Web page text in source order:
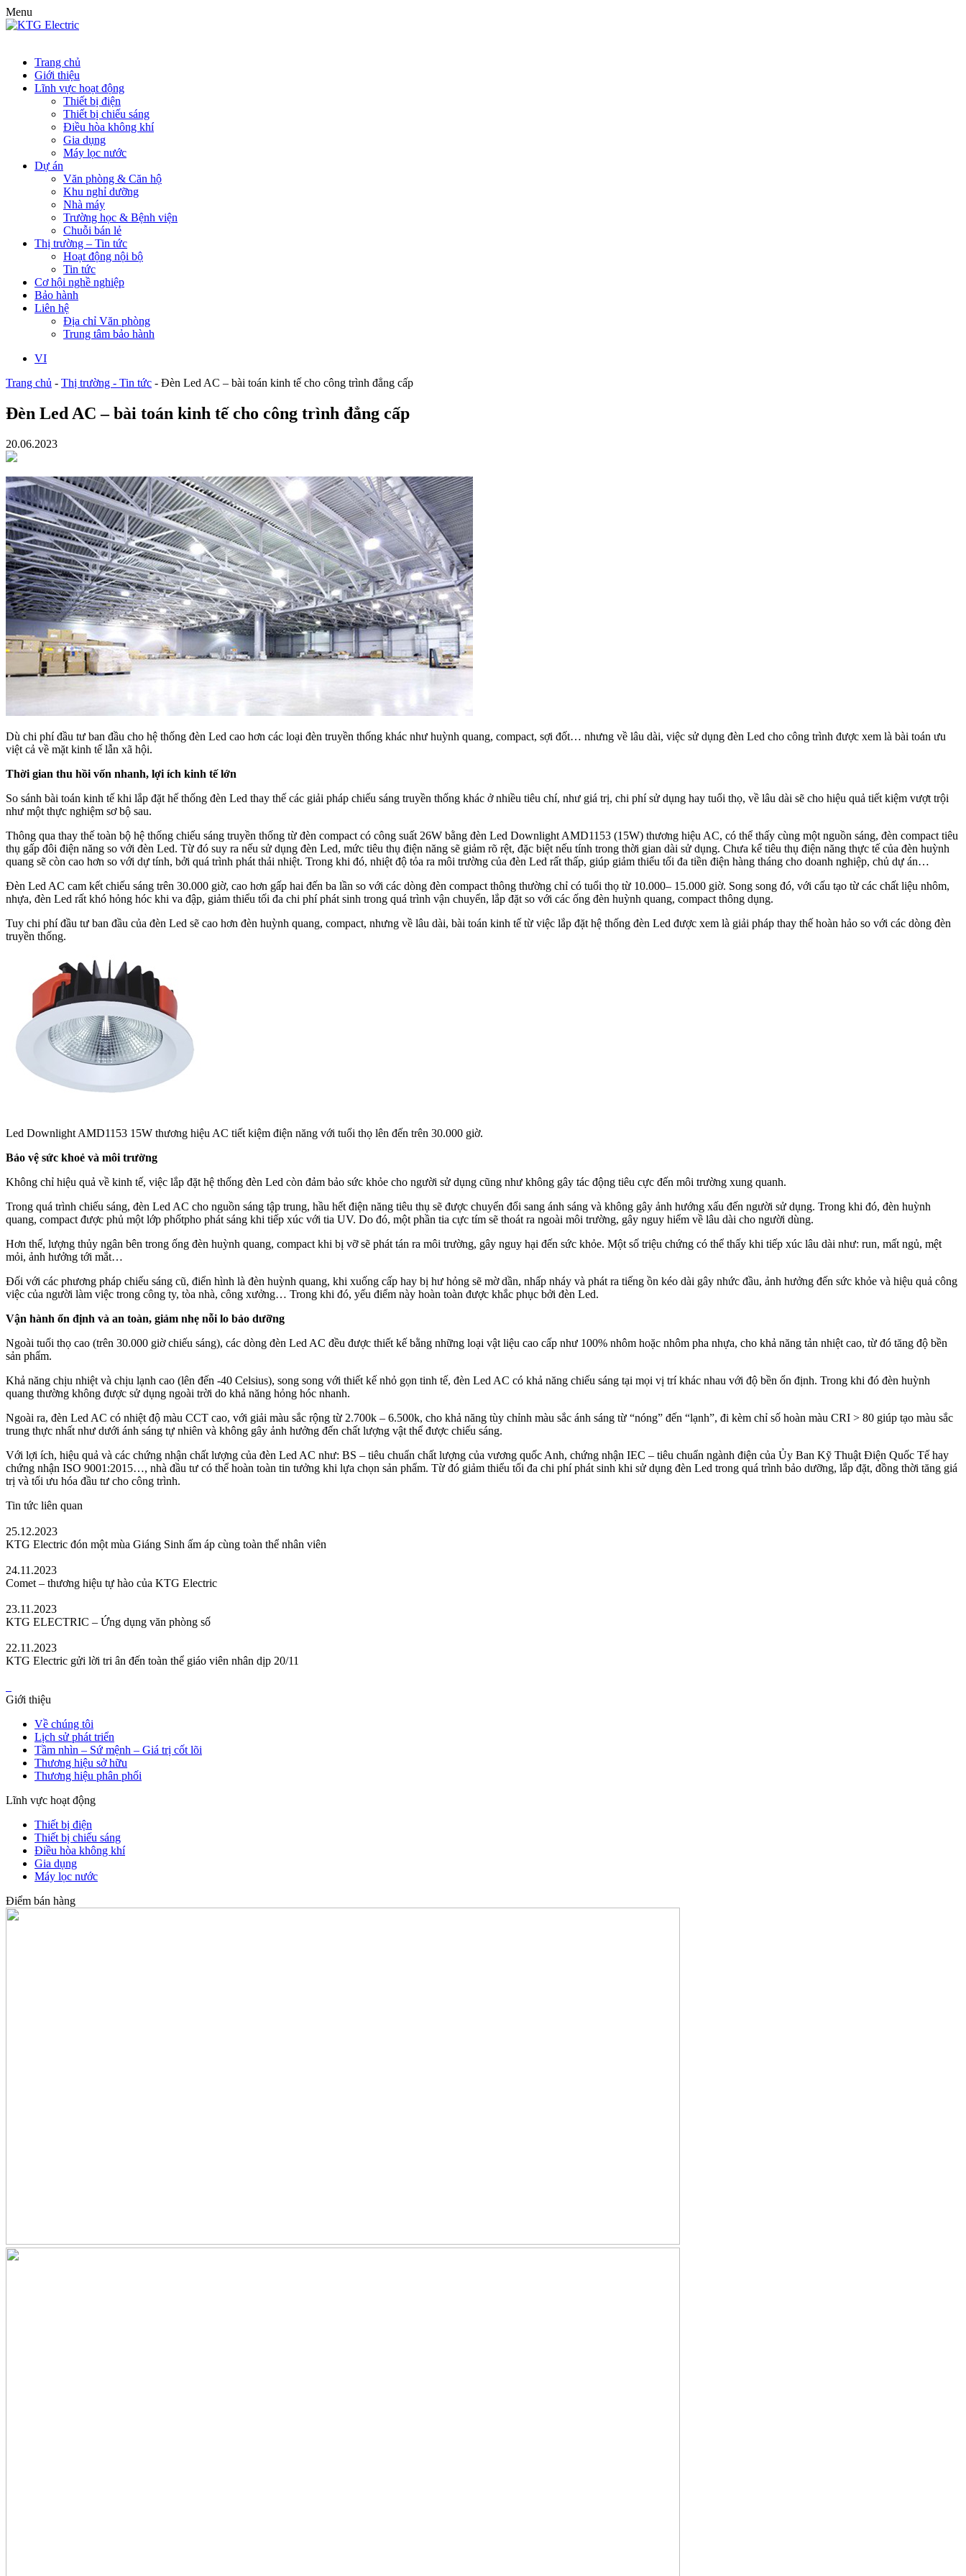
Menu
Trang chủ
Giới thiệu
Lĩnh vực hoạt động
Thiết bị điện
Thiết bị chiếu sáng
Điều hòa không khí
Gia dụng
Máy lọc nước
Dự án
Văn phòng & Căn hộ
Khu nghỉ dưỡng
Nhà máy
Trường học & Bệnh viện
Chuỗi bán lẻ
Thị trường – Tin tức
Hoạt động nội bộ
Tin tức
Cơ hội nghề nghiệp
Bảo hành
Liên hệ
Địa chỉ Văn phòng
Trung tâm bảo hành
VI
Trang chủ - Thị trường - Tin tức - Đèn Led AC – bài toán kinh tế cho công trình đẳng cấp
Đèn Led AC – bài toán kinh tế cho công trình đẳng cấp
20.06.2023
Dù chi phí đầu tư ban đầu cho hệ thống đèn Led cao hơn các loại đèn truyền thống khác như huỳnh quang, compact, sợi đốt… nhưng về lâu dài, việc sử dụng đèn Led cho công trình được xem là bài toán ưu
việt cả về mặt kinh tế lẫn xã hội.
Thời gian thu hồi vốn nhanh, lợi ích kinh tế lớn
So sánh bài toán kinh tế khi lắp đặt hế thống đèn Led thay thế các giải pháp chiếu sáng truyền thống khác ở nhiều tiêu chí, như giá trị, chi phí sử dụng hay tuổi thọ, về lâu dài sẽ cho hiệu quả tiết kiệm vượt trội
như một thực nghiệm sơ bộ sau.
Thông qua thay thế toàn bộ hệ thống chiếu sáng truyền thống từ đèn compact có công suất 26W bằng đèn Led Downlight AMD1153 (15W) thương hiệu AC, có thể thấy cùng một nguồn sáng, đèn compact tiêu
thụ gấp đôi điện năng so với đèn Led. Từ đó suy ra nếu sử dụng đèn Led, mức tiêu thụ điện năng sẽ giảm rõ rệt, đặc biệt nếu tính trong thời gian dài sử dụng. Chưa kể tiêu thụ điện năng thực tế của đèn huỳnh
quang sẽ còn cao hơn so với dự tính, bởi quá trình phát thải nhiệt. Trong khi đó, nhiệt độ tỏa ra môi trường của đèn Led rất thấp, giúp giảm thiểu tối đa tiền điện hàng tháng cho doanh nghiệp, chủ dự án…
Đèn Led AC cam kết chiếu sáng trên 30.000 giờ, cao hơn gấp hai đến ba lần so với các dòng đèn compact thông thường chỉ có tuổi thọ từ 10.000– 15.000 giờ. Song song đó, với cấu tạo từ các chất liệu nhôm,
nhựa, đèn Led rất khó hỏng hóc khi va đập, giảm thiểu tối đa chi phí phát sinh trong quá trình vận chuyển, lắp đặt so với các ống đèn huỳnh quang, compact thông dụng.
Tuy chi phí đầu tư ban đầu của đèn Led sẽ cao hơn đèn huỳnh quang, compact, nhưng về lâu dài, bài toán kinh tế từ việc lắp đặt hệ thống đèn Led được xem là giải pháp thay thế hoàn hảo so với các dòng đèn
truyền thống.
Led Downlight AMD1153 15W thương hiệu AC tiết kiệm điện năng với tuổi thọ lên đến trên 30.000 giờ.
Bảo vệ sức khoẻ và môi trường
Không chỉ hiệu quả về kinh tế, việc lắp đặt hệ thống đèn Led còn đảm bảo sức khỏe cho người sử dụng cũng như không gây tác động tiêu cực đến môi trường xung quanh.
Trong quá trình chiếu sáng, đèn Led AC cho nguồn sáng tập trung, hầu hết điện năng tiêu thụ sẽ được chuyển đổi sang ánh sáng và không gây ảnh hướng xấu đến người sử dụng. Trong khi đó, đèn huỳnh
quang, compact được phủ một lớp phốtpho phát sáng khi tiếp xúc với tia UV. Do đó, một phần tia cực tím sẽ thoát ra ngoài môi trường, gây nguy hiểm về lâu dài cho người dùng.
Hơn thế, lượng thủy ngân bên trong ống đèn huỳnh quang, compact khi bị vỡ sẽ phát tán ra môi trường, gây nguy hại đến sức khỏe. Một số triệu chứng có thể thấy khi tiếp xúc lâu dài như: run, mất ngủ, mệt
mỏi, ảnh hưởng tới mắt…
Đối với các phương pháp chiếu sáng cũ, điển hình là đèn huỳnh quang, khi xuống cấp hay bị hư hỏng sẽ mờ dần, nhấp nháy và phát ra tiếng ồn kéo dài gây nhức đầu, ảnh hưởng đến sức khỏe và hiệu quả công
việc của người làm việc trong công ty, tòa nhà, công xưởng… Trong khi đó, yếu điểm này hoàn toàn được khắc phục bởi đèn Led.
Vận hành ổn định và an toàn, giảm nhẹ nỗi lo bảo dưỡng
Ngoài tuổi thọ cao (trên 30.000 giờ chiếu sáng), các dòng đèn Led AC đều được thiết kế bằng những loại vật liệu cao cấp như 100% nhôm hoặc nhôm pha nhựa, cho khả năng tản nhiệt cao, từ đó tăng độ bền
sản phẩm.
Khả năng chịu nhiệt và chịu lạnh cao (lên đến -40 Celsius), song song với thiết kế nhỏ gọn tinh tế, đèn Led AC có khả năng chiếu sáng tại mọi vị trí khác nhau với độ bền ổn định. Trong khi đó đèn huỳnh
quang thường không được sử dụng ngoài trời do khả năng hỏng hóc nhanh.
Ngoài ra, đèn Led AC có nhiệt độ màu CCT cao, với giải màu sắc rộng từ 2.700k – 6.500k, cho khả năng tùy chỉnh màu sắc ánh sáng từ “nóng” đến “lạnh”, đi kèm chỉ số hoàn màu CRI > 80 giúp tạo màu sắc
trung thực nhất như dưới ánh sáng tự nhiên và không gây ảnh hưởng đến chất lượng vật thể được chiếu sáng.
Với lợi ích, hiệu quả và các chứng nhận chất lượng của đèn Led AC như: BS – tiêu chuẩn chất lượng của vương quốc Anh, chứng nhận IEC – tiêu chuẩn ngành điện của Ủy Ban Kỹ Thuật Điện Quốc Tế hay
chứng nhận ISO 9001:2015…, nhà đầu tư có thể hoàn toàn tin tưởng khi lựa chọn sản phẩm. Từ đó giảm thiểu tối đa chi phí phát sinh khi sử dụng đèn Led trong quá trình bảo dưỡng, lắp đặt, đồng thời tăng giá
trị và tối ưu hóa đầu tư cho công trình.
Tin tức liên quan
25.12.2023
KTG Electric đón một mùa Giáng Sinh ấm áp cùng toàn thể nhân viên
24.11.2023
Comet – thương hiệu tự hào của KTG Electric
23.11.2023
KTG ELECTRIC – Ứng dụng văn phòng số
22.11.2023
KTG Electric gửi lời tri ân đến toàn thể giáo viên nhân dịp 20/11
Giới thiệu
Về chúng tôi
Lịch sử phát triển
Tầm nhìn – Sứ mệnh – Giá trị cốt lõi
Thương hiệu sở hữu
Thương hiệu phân phối
Lĩnh vực hoạt động
Thiết bị điện
Thiết bị chiếu sáng
Điều hòa không khí
Gia dụng
Máy lọc nước
Điểm bán hàng